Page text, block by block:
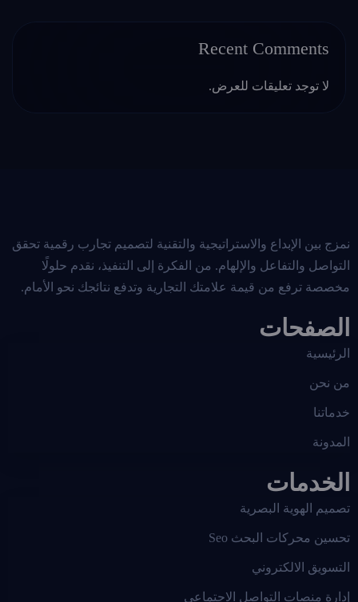
Recent Comments
لا توجد تعليقات للعرض.
نمزج بين الإبداع والاستراتيجية والتقنية لتصميم تجارب رقمية تحقق
التواصل والتفاعل والإلهام. من الفكرة إلى التنفيذ، نقدم حلولًا
مخصصة ترفع من قيمة علامتك التجارية وتدفع نتائجك نحو الأمام.
الصفحات
الرئيسية
من نحن
خدماتنا
المدونة
الخدمات
تصميم الهوية البصرية
تحسين محركات البحث Seo
التسويق الالكتروني
إدارة منصات التواصل الاجتماعي